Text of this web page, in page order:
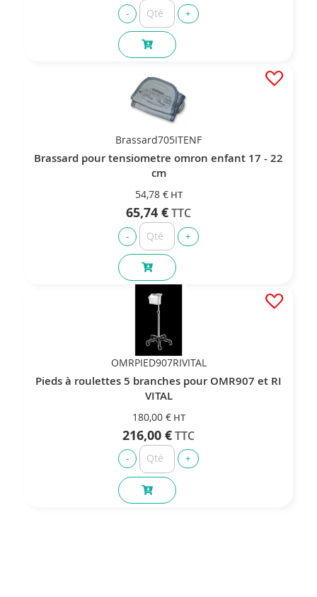
Brassard705ITENF
Brassard pour tensiometre omron enfant 17 - 22
cm
54,78 €
65,74 €
OMRPIED907RIVITAL
Pieds à roulettes 5 branches pour OMR907 et RI
VITAL
180,00 €
216,00 €